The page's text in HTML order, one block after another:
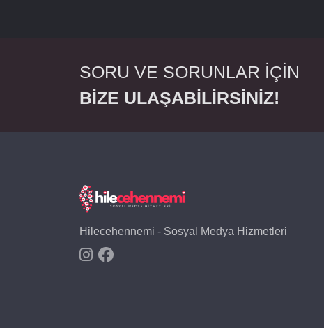
SORU VE SORUNLAR İÇİN
BİZE ULAŞABİLİRSİNİZ!
Hilecehennemi - Sosyal Medya Hizmetleri